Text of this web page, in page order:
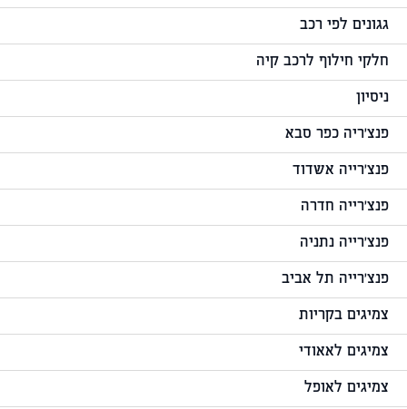
גגונים לפי רכב
חלקי חילוף לרכב קיה
ניסיון
פנצ'ריה כפר סבא
פנצ'רייה אשדוד
פנצ'רייה חדרה
פנצ'רייה נתניה
פנצ'רייה תל אביב
צמיגים בקריות
צמיגים לאאודי
צמיגים לאופל